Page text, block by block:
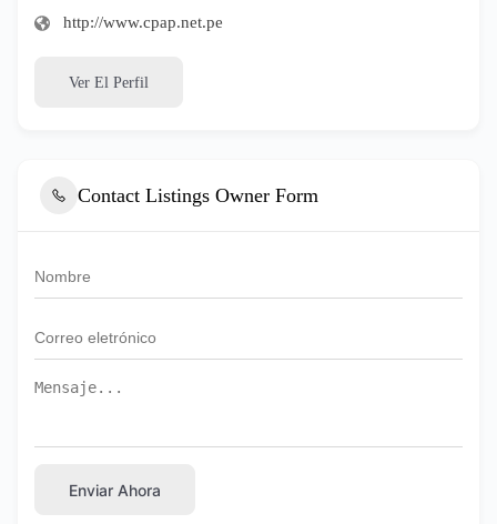
http://www.cpap.net.pe
Ver El Perfil
Contact Listings Owner Form
Enviar Ahora